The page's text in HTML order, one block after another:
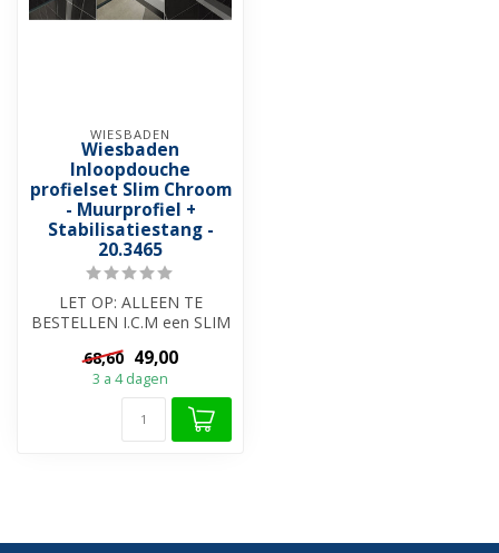
WIESBADEN
Wiesbaden
Inloopdouche
profielset Slim Chroom
- Muurprofiel +
Stabilisatiestang -
20.3465
LET OP: ALLEEN TE
BESTELLEN I.C.M een SLIM
muurprofiel 200cm ✓...
68,60 49,00
3 a 4 dagen